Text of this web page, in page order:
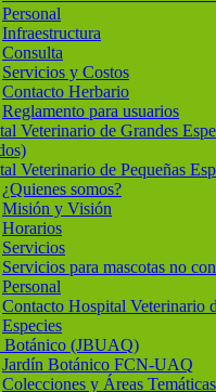
Personal
Infraestructura
Consulta
Servicios y Costos
Contacto Herbario
Reglamento para usuarios
Veterinario de Grandes
Veterinario de Pequeñas
¿Quienes somos?
Misión y Visión
Horarios
Servicios
Servicios para mascotas no
Personal
Contacto Hospital Veterinario
Especies
Botánico (JBUAQ)
Jardín Botánico FCN-UAQ
Colecciones y Áreas Temáticas